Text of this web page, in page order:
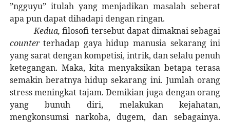
”ngguyu” itulah yang menjadikan masalah seberat
apa pun dapat dihadapi dengan ringan.
Kedua,filosofi tersebut dapat dimaknai sebagai
counterterhadap gaya hidup manusia sekarang ini
yang sarat dengan kompetisi, intrik, dan selalu penuh
ketegangan. Maka, kita menyaksikan betapa terasa
semakin beratnya hidup sekarang ini. Jumlah orang
stress meningkat tajam. Demikian juga dengan orang
yang bunuh diri, melakukan kejahatan,
mengkonsumsi narkoba, dugem, dan sebagainya.